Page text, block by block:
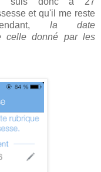
et qu'il me reste
la date
celle donné par les